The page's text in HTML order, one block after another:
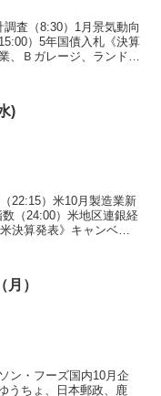
査（8:30）1月景気動向
）5年国債入札《決算
、Ｂガレージ、ランドネ
)
22:15）米10月製造業新
（24:00）米地区連銀経
決算発表》キャンベ
）
ン・フーズ国内10月企
うちょ、日本郵政、鹿